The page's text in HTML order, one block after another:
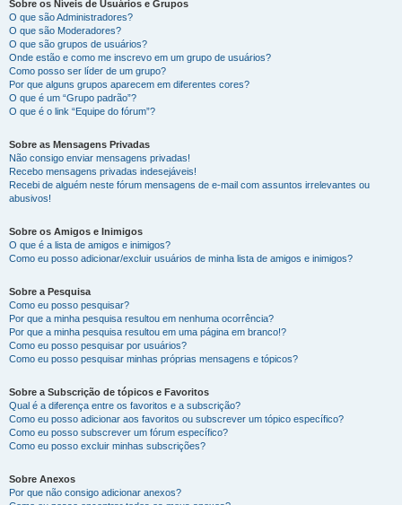
Sobre os Níveis de Usuários e Grupos
O que são Administradores?
O que são Moderadores?
O que são grupos de usuários?
Onde estão e como me inscrevo em um grupo de usuários?
Como posso ser líder de um grupo?
Por que alguns grupos aparecem em diferentes cores?
O que é um “Grupo padrão”?
O que é o link “Equipe do fórum”?
Sobre as Mensagens Privadas
Não consigo enviar mensagens privadas!
Recebo mensagens privadas indesejáveis!
Recebi de alguém neste fórum mensagens de e-mail com assuntos irrelevantes ou
abusivos!
Sobre os Amigos e Inimigos
O que é a lista de amigos e inimigos?
Como eu posso adicionar/excluir usuários de minha lista de amigos e inimigos?
Sobre a Pesquisa
Como eu posso pesquisar?
Por que a minha pesquisa resultou em nenhuma ocorrência?
Por que a minha pesquisa resultou em uma página em branco!?
Como eu posso pesquisar por usuários?
Como eu posso pesquisar minhas próprias mensagens e tópicos?
Sobre a Subscrição de tópicos e Favoritos
Qual é a diferença entre os favoritos e a subscrição?
Como eu posso adicionar aos favoritos ou subscrever um tópico específico?
Como eu posso subscrever um fórum específico?
Como eu posso excluir minhas subscrições?
Sobre Anexos
Por que não consigo adicionar anexos?